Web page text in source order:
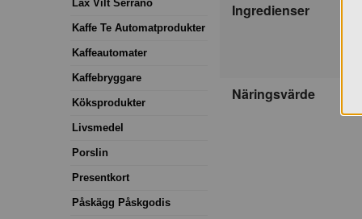
Lax Vilt Serrano
Kaffe Te Automatprodukter
Kaffeautomater
Kaffebryggare
Köksprodukter
Livsmedel
Porslin
Presentkort
Påskägg Påskgodis
Ingredienser
Näringsvärde